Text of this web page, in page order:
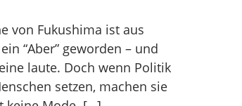
von Fukushima ist aus
“Aber” geworden – und
laute. Doch wenn Politik
setzen, machen sie